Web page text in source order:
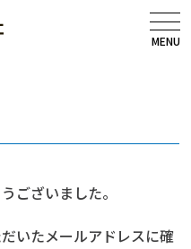
MENU
ございました。
いたメールアドレスに確